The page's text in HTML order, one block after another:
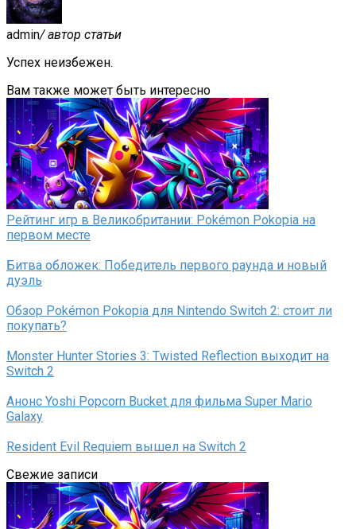
admin/ автор статьи
Успех неизбежен.
Вам также может быть интересно
Рейтинг игр в Великобритании: Pokémon Pokopia на
первом месте
Битва обложек: Победитель первого раунда и новый
дуэль
Обзор Pokémon Pokopia для Nintendo Switch 2: стоит ли
покупать?
Monster Hunter Stories 3: Twisted Reflection выходит на
Switch 2
Анонс Yoshi Popcorn Bucket для фильма Super Mario
Galaxy
Resident Evil Requiem вышел на Switch 2
Свежие записи